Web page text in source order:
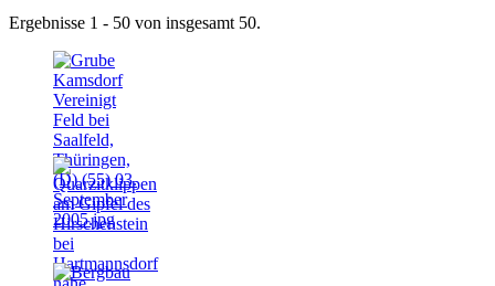
Ergebnisse 1 - 50 von insgesamt 50.